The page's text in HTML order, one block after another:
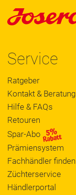
Service
Ratgeber
Kontakt & Beratung
Hilfe & FAQs
Retouren
Spar-Abo
Prämiensystem
Fachhändler finden
Züchterservice
Händlerportal